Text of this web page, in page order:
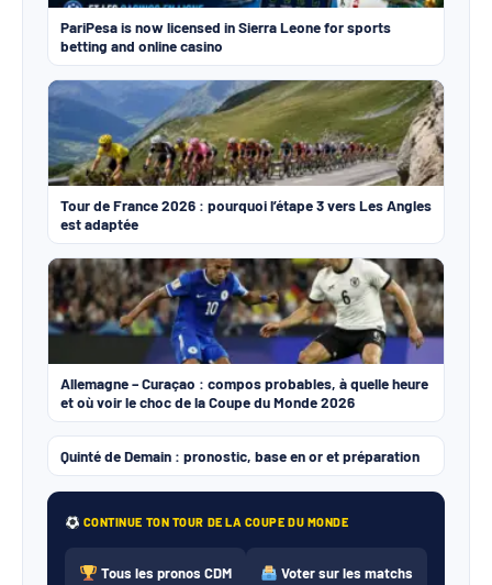
PariPesa is now licensed in Sierra Leone for sports
betting and online casino
Tour de France 2026 : pourquoi l’étape 3 vers Les Angles
est adaptée
Allemagne – Curaçao : compos probables, à quelle heure
et où voir le choc de la Coupe du Monde 2026
Quinté de Demain : pronostic, base en or et préparation
CONTINUE TON TOUR DE LA COUPE DU MONDE
Tous les pronos CDM Voter sur les matchs